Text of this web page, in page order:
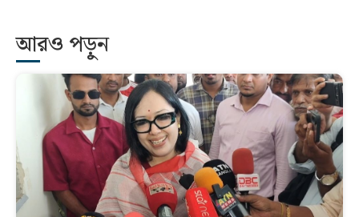
আরও পড়ুন